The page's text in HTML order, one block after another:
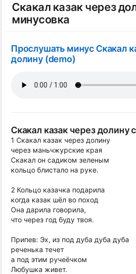
Скакал казак через
минусовка
Прослушать минус Скакал
долину (demo)
Скакал казак через долину
1 Скакал казак через долину
через маньчжурские края
Скакал он садиком зеленым
кольцо блистало на руке.
2 Кольцо казачка подарила
когда казак шёл во поход
Она дарила говорила,
что через год буду твоя.
Припев: Эх, из под дуба дуба дуба
реченька течет
а под этим ручеёчком
Любушка живет.